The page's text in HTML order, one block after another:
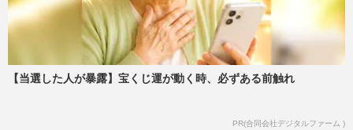
【当選した人が暴露】宝くじ運が動く時、必ずある前触れ
PR(合同会社デジタルファーム )